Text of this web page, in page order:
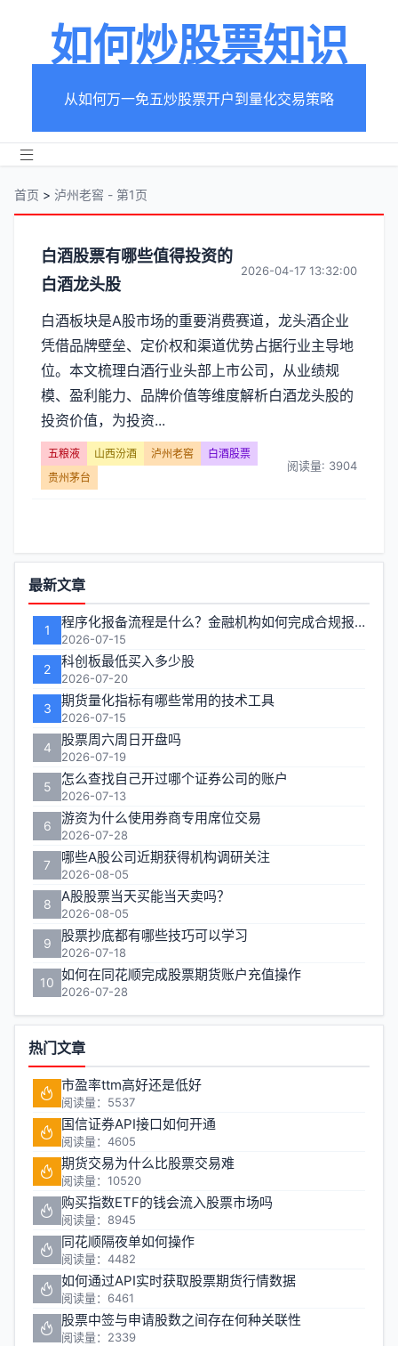
如何炒股票知识
从如何万一免五炒股票开户到量化交易策略
首页 > 泸州老窖 - 第1页
分
类
【泸
州
老
窖】
文
列
表
第
页
白酒股票有哪些值得投资的
白酒龙头股
2026-04-17 13:32:00
白酒板块是A股市场的重要消费赛道，龙头酒企业
凭借品牌壁垒、定价权和渠道优势占据行业主导地
位。本文梳理白酒行业头部上市公司，从业绩规
模、盈利能力、品牌价值等维度解析白酒龙头股的
投资价值，为投资...
五粮液 山西汾酒 泸州老窖
白酒股票
贵州茅台
阅读量: 3904
功
能
区
最新文章
1 程序化报备流程是什么？金融机构如何完成合规报备
2026-07-15
2 科创板最低买入多少股
2026-07-20
3 期货量化指标有哪些常用的技术工具
2026-07-15
4 股票周六周日开盘吗
2026-07-19
5 怎么查找自己开过哪个证券公司的账户
2026-07-13
6 游资为什么使用券商专用席位交易
2026-07-28
7 哪些A股公司近期获得机构调研关注
2026-08-05
8 A股股票当天买能当天卖吗？
2026-08-05
9 股票抄底都有哪些技巧可以学习
2026-07-18
10 如何在同花顺完成股票期货账户充值操作
2026-07-28
热门文章
市盈率ttm高好还是低好
阅读量：5537
国信证券API接口如何开通
阅读量：4605
期货交易为什么比股票交易难
阅读量：10520
购买指数ETF的钱会流入股票市场吗
阅读量：8945
同花顺隔夜单如何操作
阅读量：4482
如何通过API实时获取股票期货行情数据
阅读量：6461
股票中签与申请股数之间存在何种关联性
阅读量：2339